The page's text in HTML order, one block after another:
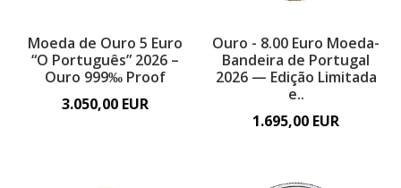
Moeda de Ouro 5 Euro
“O Português” 2026 –
Ouro 999‰ Proof
3.050,00 EUR
Ouro - 8.00 Euro Moeda-
Bandeira de Portugal
2026 — Edição Limitada
e..
1.695,00 EUR